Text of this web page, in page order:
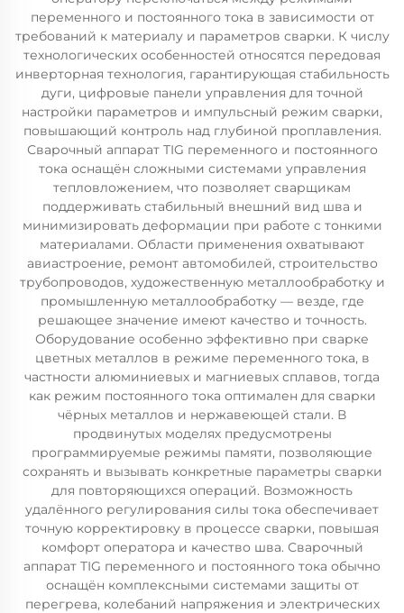
переменного и постоянного тока в зависимости от
требований к материалу и параметров сварки. К числу
технологических особенностей относятся передовая
инверторная технология, гарантирующая стабильность
дуги, цифровые панели управления для точной
настройки параметров и импульсный режим сварки,
повышающий контроль над глубиной проплавления.
Сварочный аппарат TIG переменного и постоянного
тока оснащён сложными системами управления
тепловложением, что позволяет сварщикам
поддерживать стабильный внешний вид шва и
минимизировать деформации при работе с тонкими
материалами. Области применения охватывают
авиастроение, ремонт автомобилей, строительство
трубопроводов, художественную металлообработку и
промышленную металлообработку — везде, где
решающее значение имеют качество и точность.
Оборудование особенно эффективно при сварке
цветных металлов в режиме переменного тока, в
частности алюминиевых и магниевых сплавов, тогда
как режим постоянного тока оптимален для сварки
чёрных металлов и нержавеющей стали. В
продвинутых моделях предусмотрены
программируемые режимы памяти, позволяющие
сохранять и вызывать конкретные параметры сварки
для повторяющихся операций. Возможность
удалённого регулирования силы тока обеспечивает
точную корректировку в процессе сварки, повышая
комфорт оператора и качество шва. Сварочный
аппарат TIG переменного и постоянного тока обычно
оснащён комплексными системами защиты от
перегрева, колебаний напряжения и электрических